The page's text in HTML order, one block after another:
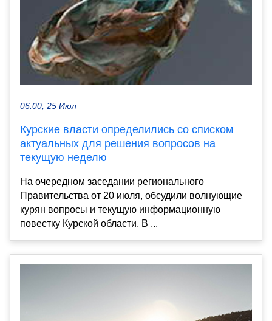
06:00, 25 Июл
Курские власти определились со списком
актуальных для решения вопросов на
текущую неделю
На очередном заседании регионального
Правительства от 20 июля, обсудили волнующие
курян вопросы и текущую информационную
повестку Курской области. В ...